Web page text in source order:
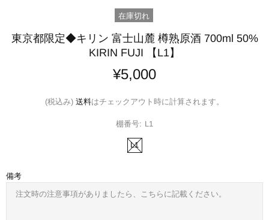
在庫切れ
東京都限定◆キリン 富士山麓 樽熟原酒 700ml 50%
KIRIN FUJI 【L1】
¥5,000
(税込み) 送料はチェックアウト時に計算されます。
棚番号: L1
L1
備考